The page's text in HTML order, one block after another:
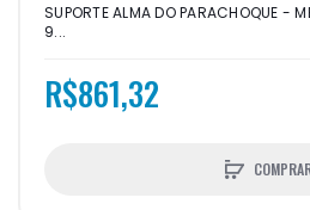
SUPORTE ALMA DO PARACHOQUE -
9...
R$861,32